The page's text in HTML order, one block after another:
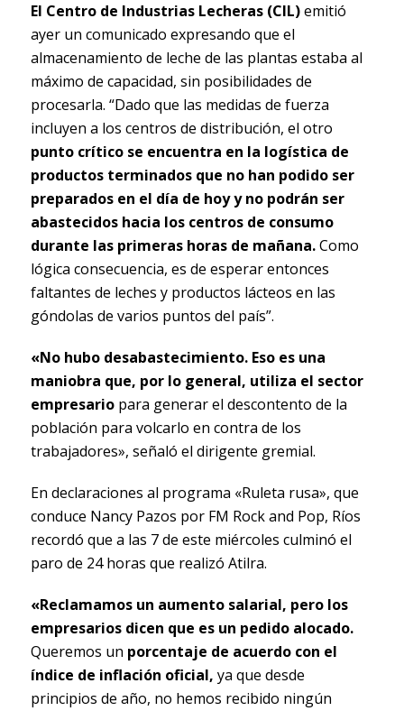
El Centro de Industrias Lecheras (CIL)emitió
ayer un comunicado expresando que el
almacenamiento de leche de las plantas estaba al
máximo de capacidad, sin posibilidades de
procesarla. “Dado que las medidas de fuerza
incluyen a los centros de distribución, el otro
punto crítico se encuentra en la logística de
productos terminados que no han podido ser
preparados en el día de hoy y no podrán ser
abastecidos hacia los centros de consumo
durante las primeras horas de mañana.Como
lógica consecuencia, es de esperar entonces
faltantes de leches y productos lácteos en las
góndolas de varios puntos del país”.
«No hubo desabastecimiento. Eso es una
maniobra que, por lo general, utiliza el sector
empresariopara generar el descontento de la
población para volcarlo en contra de los
trabajadores», señaló el dirigente gremial.
En declaraciones al programa «Ruleta rusa», que
conduce Nancy Pazos por FM Rock and Pop, Ríos
recordó que a las 7 de este miércoles culminó el
paro de 24 horas que realizó Atilra.
«Reclamamos un aumento salarial, pero los
empresarios dicen que es un pedido alocado.
Queremos un porcentaje de acuerdo con el
índice de inflación oficial, ya que desde
principios de año, no hemos recibido ningún